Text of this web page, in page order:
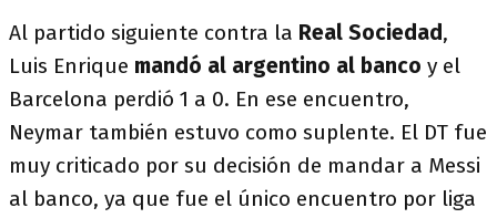
Al partido siguiente contra la Real Sociedad,
Luis Enrique mandó al argentino al banco y el
Barcelona perdió 1 a 0. En ese encuentro,
Neymar también estuvo como suplente. El DT fue
muy criticado por su decisión de mandar a Messi
al banco, ya que fue el único encuentro por liga